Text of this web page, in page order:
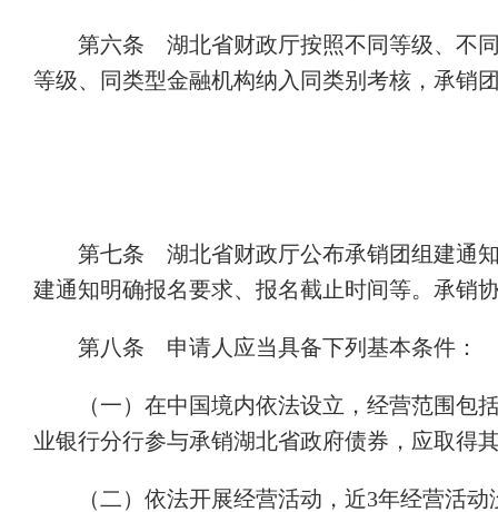
第六条 湖北省财政厅按照不同等级、不
等级、同类型金融机构纳入同类别考核，承销
第七条 湖北省财政厅公布承销团组建通
建通知明确报名要求、报名截止时间等。承销
第八条 申请人应当具备下列基本条件：
（一）在中国境内依法设立，经营范围
业银行分行参与承销湖北省政府债券，应取得
（二）依法开展经营活动，近3年经营活